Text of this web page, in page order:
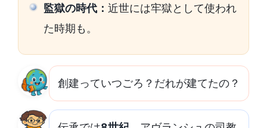
監獄の時代： 近世には牢獄として使われ
た時期も。
創建っていつごろ？だれが建てたの？